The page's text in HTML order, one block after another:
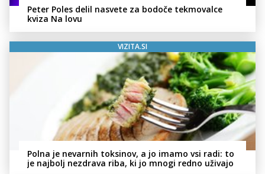
Peter Poles delil nasvete za bodoče tekmovalce
kviza Na lovu
VIZITA.SI
Polna je nevarnih toksinov, a jo imamo vsi radi: to
je najbolj nezdrava riba, ki jo mnogi redno uživajo